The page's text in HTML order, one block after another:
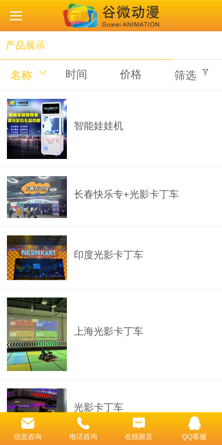
产品展示
名称 时间 价格 筛选
智能娃娃机
长春快乐专+光影卡丁车
印度光影卡丁车
上海光影卡丁车
光影卡丁车
信息咨询 电话咨询 在线留言 QQ客服